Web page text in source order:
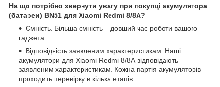
На що потрібно звернути увагу при покупці акумулятора
(батареи) BN51 для Xiaomi Redmi 8/8A?
Ємність. Більша ємність – довший час роботи вашого
гаджета.
Відповідність заявленим характеристикам. Наші
акумулятори для Xiaomi Redmi 8/8A відповідають
заявленим характеристикам. Кожна партія акумуляторів
проходить перевірку в кілька етапів.